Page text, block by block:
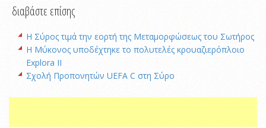
διαβάστε επίσης
Η Σύρος τιμά την εορτή της Μεταμορφώσεως του Σωτήρος
Η Μύκονος υποδέχτηκε το πολυτελές κρουαζιερόπλοιο
Explora II
Σχολή Προπονητών UEFA C στη Σύρο